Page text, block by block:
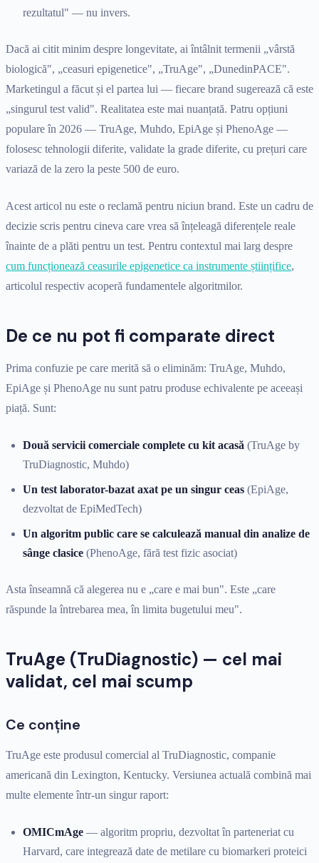
rezultatul" — nu invers.
Dacă ai citit minim despre longevitate, ai întâlnit termenii „vârstă
biologică", „ceasuri epigenetice", „TruAge", „DunedinPACE".
Marketingul a făcut și el partea lui — fiecare brand sugerează că este
„singurul test valid". Realitatea este mai nuanțată. Patru opțiuni
populare în 2026 — TruAge, Muhdo, EpiAge și PhenoAge —
folosesc tehnologii diferite, validate la grade diferite, cu prețuri care
variază de la zero la peste 500 de euro.
Acest articol nu este o reclamă pentru niciun brand. Este un cadru de
decizie scris pentru cineva care vrea să înțeleagă diferențele reale
înainte de a plăti pentru un test. Pentru contextul mai larg despre
cum funcționează ceasurile epigenetice ca instrumente științifice,
articolul respectiv acoperă fundamentele algoritmilor.
De ce nu pot fi comparate direct
Prima confuzie pe care merită să o eliminăm: TruAge, Muhdo,
EpiAge și PhenoAge nu sunt patru produse echivalente pe aceeași
piață. Sunt:
Două servicii comerciale complete cu kit acasă (TruAge by
TruDiagnostic, Muhdo)
Un test laborator-bazat axat pe un singur ceas (EpiAge,
dezvoltat de EpiMedTech)
Un algoritm public care se calculează manual din analize de
sânge clasice (PhenoAge, fără test fizic asociat)
Asta înseamnă că alegerea nu e „care e mai bun". Este „care
răspunde la întrebarea mea, în limita bugetului meu".
TruAge (TruDiagnostic) — cel mai
validat, cel mai scump
Ce conține
TruAge este produsul comercial al TruDiagnostic, companie
americană din Lexington, Kentucky. Versiunea actuală combină mai
multe elemente într-un singur raport:
OMICmAge — algoritm propriu, dezvoltat în parteneriat cu
Harvard, care integrează date de metilare cu biomarkeri proteici